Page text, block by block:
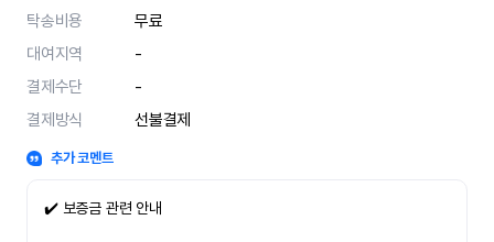
탁송비용
무료
대여지역
-
결제수단
-
결제방식
선불결제
추가 코멘트
✔️ 보증금 관련 안내